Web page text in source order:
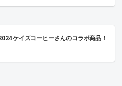
ケイズコーヒーさんのコラボ商品！